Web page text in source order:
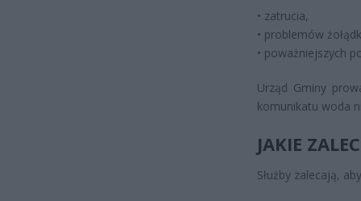
• zatrucia,
• problemów
• poważniejszych
Urząd Gminy
komunikatu woda
JAKIE
Służby zalecają,